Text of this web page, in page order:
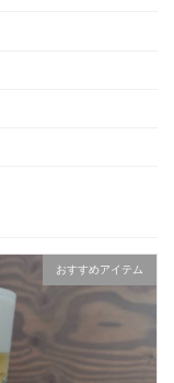
おすすめアイテム